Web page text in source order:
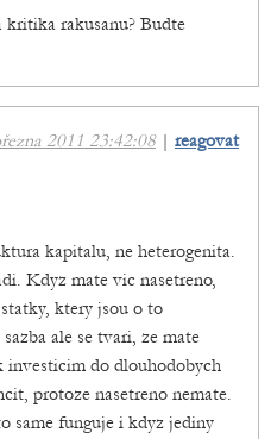
kritika rakusanu? Budte
2011 23:42:08| reagovat
kapitalu, ne heterogenita.
Kdyz mate vic nasetreno,
ktery jsou o to
ale se tvari, ze mate
investicim do dlouhodobych
protoze nasetreno nemate.
same funguje i kdyz jediny